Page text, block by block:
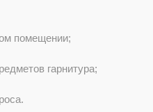
помещении;
гарнитура;